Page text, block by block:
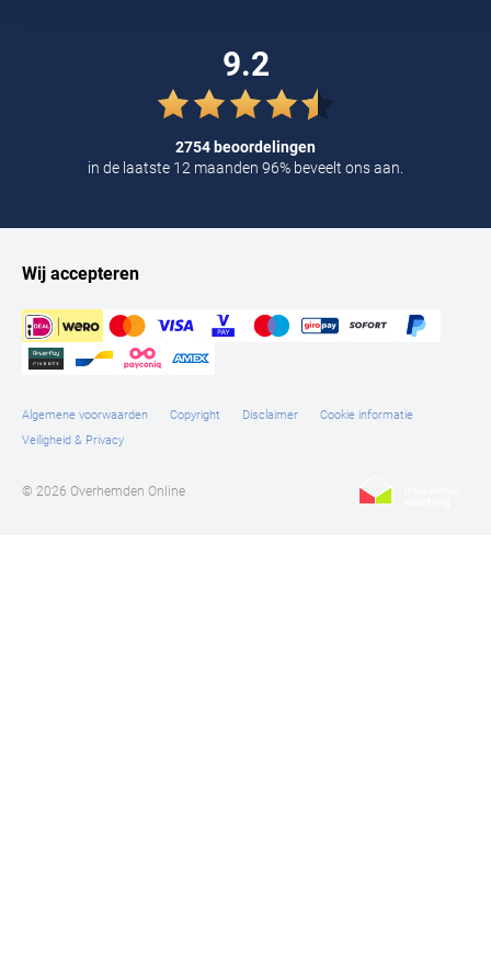
9.2
2754 beoordelingen
in de laatste 12 maanden 96% beveelt ons aan.
Wij accepteren
Algemene voorwaarden Copyright Disclaimer
Cookie informatie
Veiligheid & Privacy
© 2026 Overhemden Online